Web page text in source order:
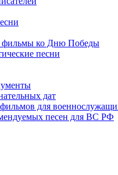
фильмы ко Дню Победы
песни
дат
для
песен для ВС РФ